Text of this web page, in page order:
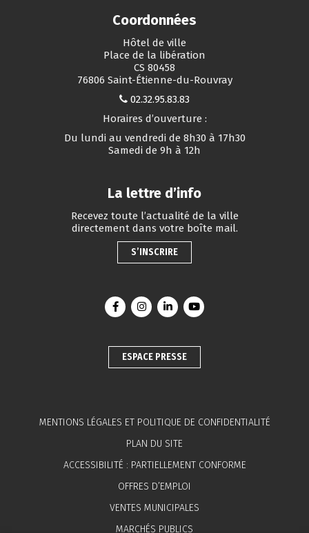
Coordonnées
Hôtel de ville
Place de la libération
CS 80458
76806 Saint-Étienne-du-Rouvray
02.32.95.83.83
Horaires d’ouverture :
Du lundi au vendredi de 8h30 à 17h30
Samedi de 9h à 12h
La lettre d’info
Recevez toute l’actualité de la ville
directement dans votre boîte mail.
S’INSCRIRE
Lien vers le compte Facebook
Lien vers le compte Instagram
Lien vers le compte Linkedin
Lien vers la chaîne
ESPACE PRESSE
MENTIONS LÉGALES ET POLITIQUE DE CONFIDENTIALITÉ
PLAN DU SITE
ACCESSIBILITÉ : PARTIELLEMENT CONFORME
OFFRES D’EMPLOI
VENTES MUNICIPALES
MARCHÉS PUBLICS